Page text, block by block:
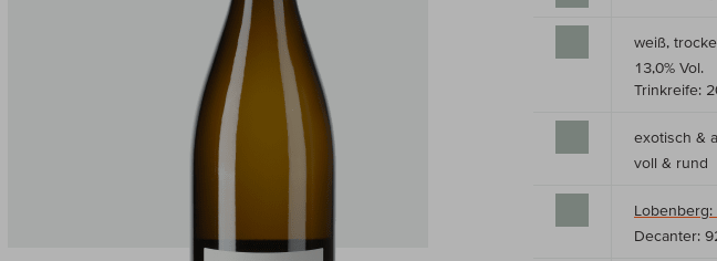
weiß,
13,0% Vol.
Trinkreife:
exotisch &
voll & rund
Decanter: